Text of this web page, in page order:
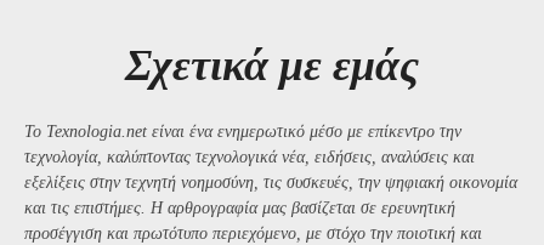
Σχετικά με εμάς
Το Texnologia.net είναι ένα ενημερωτικό μέσο με επίκεντρο την
τεχνολογία, καλύπτοντας τεχνολογικά νέα, ειδήσεις, αναλύσεις και
εξελίξεις στην τεχνητή νοημοσύνη, τις συσκευές, την ψηφιακή οικονομία
και τις επιστήμες. Η αρθρογραφία μας βασίζεται σε ερευνητική
προσέγγιση και πρωτότυπο περιεχόμενο, με στόχο την ποιοτική και